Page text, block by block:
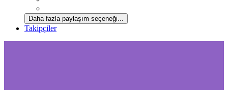
Daha fazla paylaşım seçeneği...
Takipçiler